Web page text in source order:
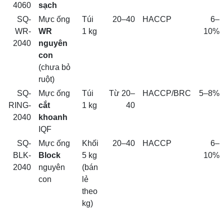
4060
sạch
SQ-
WR-
2040
Mực ống
WR
nguyên
con
(chưa bỏ
ruột)
Túi
1 kg
20–40 HACCP
6–
10%
SQ-
RING-
2040
Mực ống
cắt
khoanh
IQF
Túi
1 kg
Từ 20–
40
HACCP/BRC 5–8%
SQ-
BLK-
2040
Mực ống
Block
nguyên
con
Khối
5 kg
(bán
lẻ
theo
kg)
20–40 HACCP
6–
10%